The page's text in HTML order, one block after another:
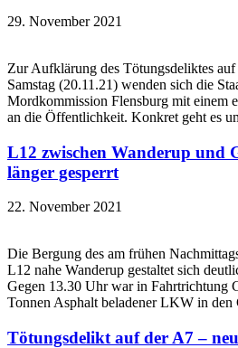
29. November 2021
Zur Aufklärung des Tötungsdeliktes
Samstag (20.11.21) wenden sich die
Mordkommission Flensburg mit einem
an die Öffentlichkeit. Konkret geht es
L12 zwischen Wanderup und
länger gesperrt
22. November 2021
Die Bergung des am frühen
L12 nahe Wanderup gestaltet sich
Gegen 13.30 Uhr war in Fahrtrichtung
Tonnen Asphalt beladener LKW in den
Tötungsdelikt auf der A7 –